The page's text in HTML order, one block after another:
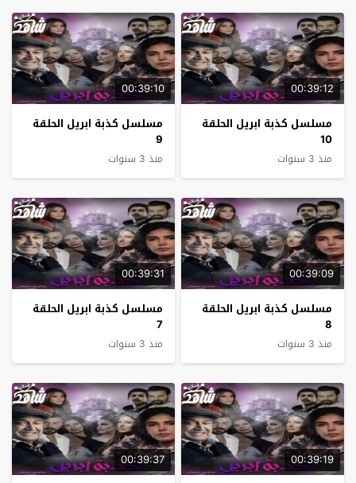
00:39:12
مسلسل كذبة ابريل الحلقة
10
منذ 3 سنوات
00:39:10
مسلسل كذبة ابريل الحلقة
9
منذ 3 سنوات
00:39:09
مسلسل كذبة ابريل الحلقة
8
منذ 3 سنوات
00:39:31
مسلسل كذبة ابريل الحلقة
7
منذ 3 سنوات
00:39:19
00:39:37